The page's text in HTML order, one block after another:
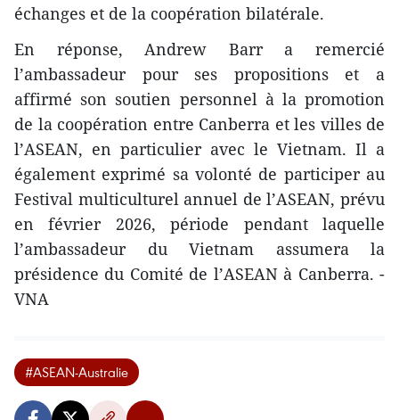
échanges et de la coopération bilatérale.
En réponse, Andrew Barr a remercié
l’ambassadeur pour ses propositions et a
affirmé son soutien personnel à la promotion
de la coopération entre Canberra et les villes de
l’ASEAN, en particulier avec le Vietnam. Il a
également exprimé sa volonté de participer au
Festival multiculturel annuel de l’ASEAN, prévu
en février 2026, période pendant laquelle
l’ambassadeur du Vietnam assumera la
présidence du Comité de l’ASEAN à Canberra. -
VNA
#ASEAN-Australie